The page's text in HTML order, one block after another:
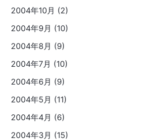
2004年10月 (2)
2004年9月 (10)
2004年8月 (9)
2004年7月 (10)
2004年6月 (9)
2004年5月 (11)
2004年4月 (6)
2004年3月 (15)